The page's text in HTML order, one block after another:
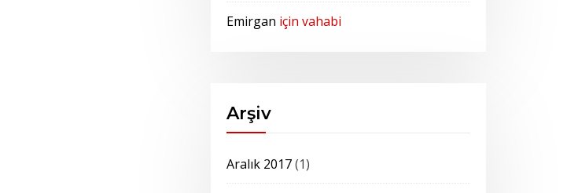
Emirgan için vahabi
Arşiv
Aralık 2017(1)